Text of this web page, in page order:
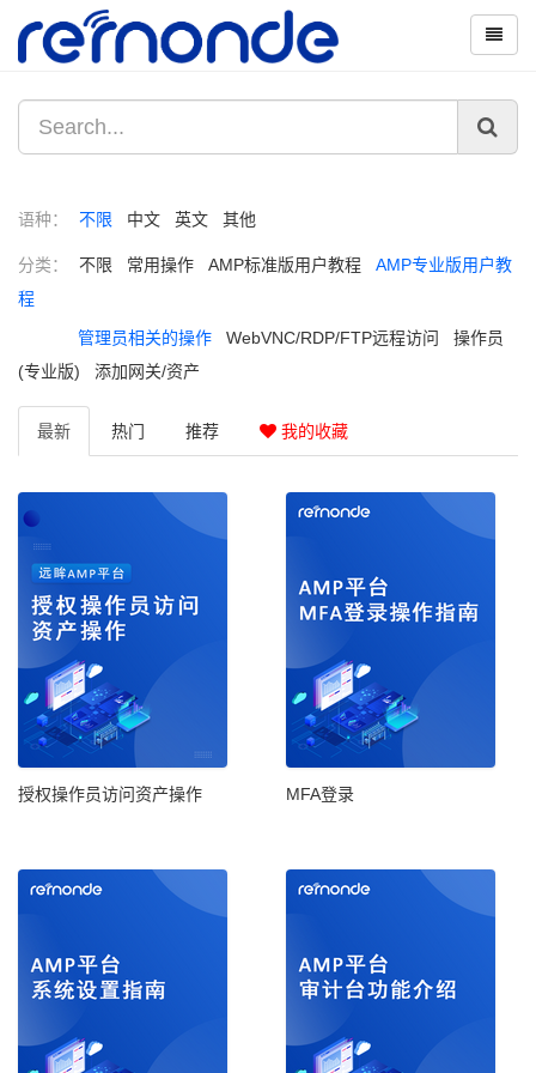
语种： 不限 中文 英文 其他
分类： 不限 常用操作 AMP标准版用户教程
AMP专业版用户教
程
管理员相关的操作 WebVNC/RDP/FTP远程访问
操作员
(专业版)
添加网关/资产
最新 热门 推荐 我的收藏
授权操作员访问资产操作 MFA登录